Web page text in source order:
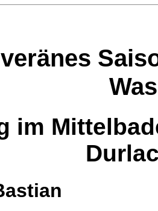
im